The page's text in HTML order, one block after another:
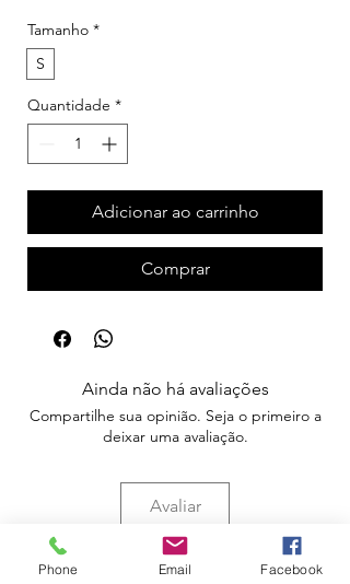
Tamanho *
S
Quantidade *
Adicionar ao carrinho
Comprar
Ainda não há avaliações
Compartilhe sua opinião. Seja o primeiro a
deixar uma avaliação.
Avaliar
Phone Email Facebook